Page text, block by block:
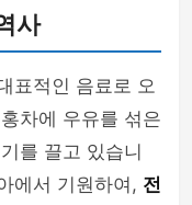
사
표적인 음료로 오
차에 우유를 섞은
를 끌고 있습니
에서 기원하여, 전